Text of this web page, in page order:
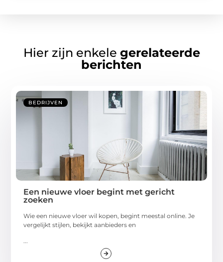
Hier zijn enkele gerelateerde
berichten
BEDRIJVEN
Een nieuwe vloer begint met gericht
zoeken
Wie een nieuwe vloer wil kopen, begint meestal online. Je
vergelijkt stijlen, bekijkt aanbieders en
...